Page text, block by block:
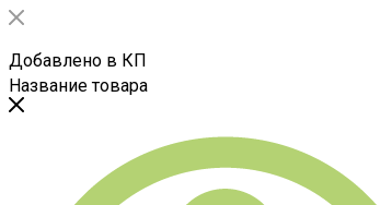
Добавлено в КП
Название товара